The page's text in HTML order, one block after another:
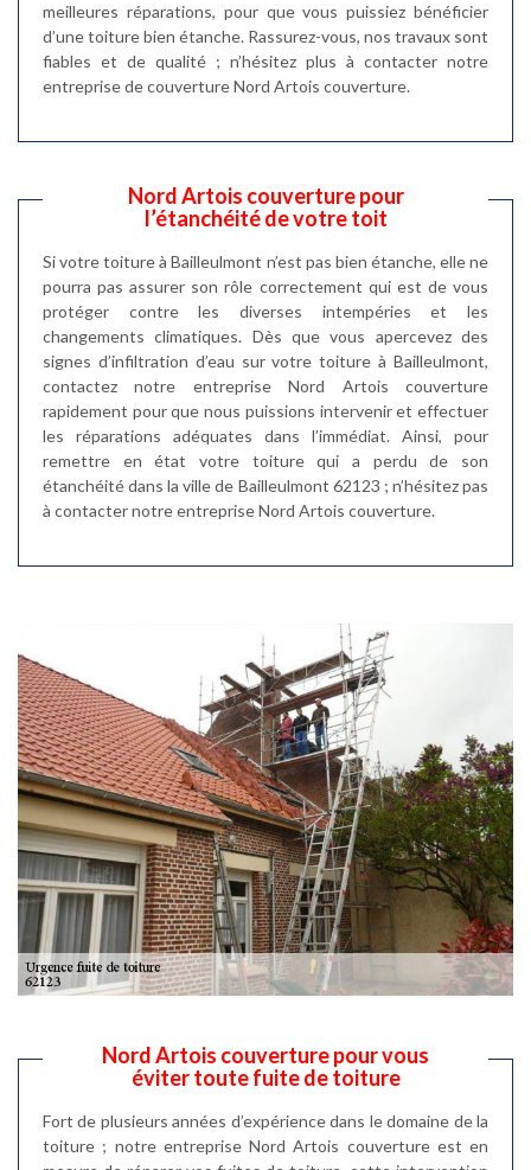
meilleures réparations, pour que vous puissiez bénéficier
d’une toiture bien étanche. Rassurez-vous, nos travaux sont
fiables et de qualité ; n’hésitez plus à contacter notre
entreprise de couverture Nord Artois couverture.
Nord Artois couverture pour
l’étanchéité de votre toit
Si votre toiture à Bailleulmont n’est pas bien étanche, elle ne
pourra pas assurer son rôle correctement qui est de vous
protéger contre les diverses intempéries et les
changements climatiques. Dès que vous apercevez des
signes d’infiltration d’eau sur votre toiture à Bailleulmont,
contactez notre entreprise Nord Artois couverture
rapidement pour que nous puissions intervenir et effectuer
les réparations adéquates dans l’immédiat. Ainsi, pour
remettre en état votre toiture qui a perdu de son
étanchéité dans la ville de Bailleulmont 62123 ; n’hésitez pas
à contacter notre entreprise Nord Artois couverture.
Nord Artois couverture pour vous
éviter toute fuite de toiture
Fort de plusieurs années d’expérience dans le domaine de la
toiture ; notre entreprise Nord Artois couverture est en